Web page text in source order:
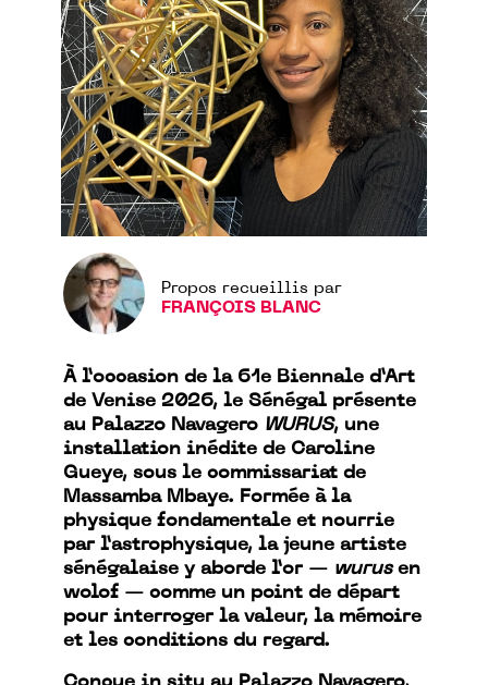
Propos recueillis par
FRANÇOIS BLANC
À l’occasion de la 61e Biennale d’Art
de Venise 2026, le Sénégal présente
au Palazzo Navagero WURUS, une
installation inédite de Caroline
Gueye, sous le commissariat de
Massamba Mbaye. Formée à la
physique fondamentale et nourrie
par l’astrophysique, la jeune artiste
sénégalaise y aborde l’or — wurusen
wolof — comme un point de départ
pour interroger la valeur, la mémoire
et les conditions du regard.